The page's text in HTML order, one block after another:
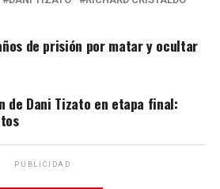
de prisión por matar y ocultar
de Dani Tizato en etapa final:
PUBLICIDAD